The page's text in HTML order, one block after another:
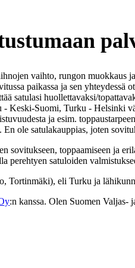
vaihto, rungon muokkaus
paikassa ja sen yhteydessä
satulasi huollettavaksi/
Keski-Suomi, Turku - Helsinki
ja esim.
ole satulakauppias, joten
sovitukseen, toppaamiseen ja
perehtyen satuloiden
Tortinmäki), eli Turku ja
:n kanssa. Olen Suomen Valjas-